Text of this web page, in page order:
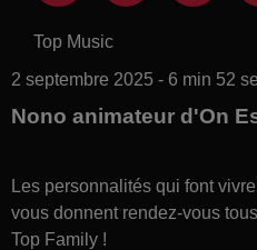
Top Music
2 septembre 2025 - 6 min 52
Nono animateur d'On
Les personnalités qui font
vous donnent rendez-vous
Top Family !